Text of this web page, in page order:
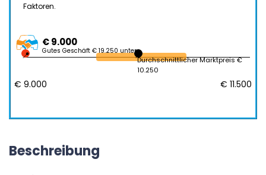
Faktoren.
€ 9.000
Gutes Geschäft € 19.250 unter
Durchschnittlicher Marktpreis €
10.250
€ 9.000 € 11.500
Beschreibung